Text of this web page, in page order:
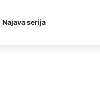
Najava serija